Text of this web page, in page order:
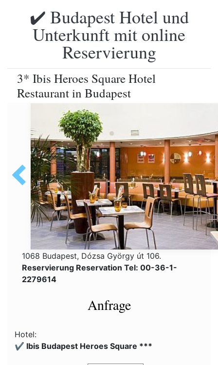
✔️ Budapest Hotel und
Unterkunft mit online
Reservierung
3* Ibis Heroes Square Hotel
Restaurant in Budapest
1068 Budapest, Dózsa György út 106.
Reservierung Reservation Tel: 00-36-1-
2279614
Anfrage
Hotel:
✔️ Ibis Budapest Heroes Square ***